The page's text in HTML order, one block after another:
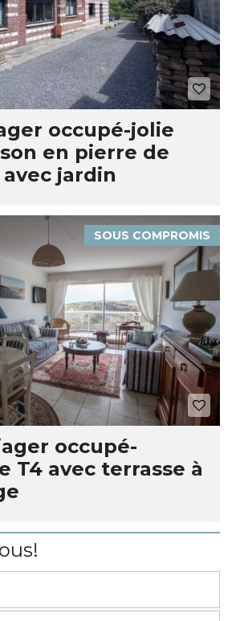
occupé-jolie
en pierre de
jardin
SOUS COMPROMIS
occupé-
T4 avec terrasse à